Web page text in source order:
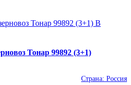
В
Тонар 99892 (3+1)
Страна: Россия